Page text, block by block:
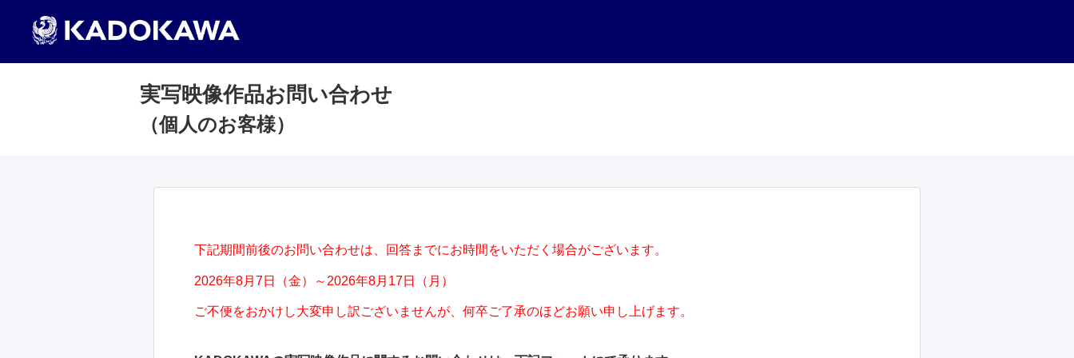
実写映像作品お問い合わせ
（個人のお客様）
下記期間前後のお問い合わせは、回答までにお時間をいただく場合がございます。
2026年8月7日（金）～2026年8月17日（月）
ご不便をおかけし大変申し訳ございませんが、何卒ご了承のほどお願い申し上げます。